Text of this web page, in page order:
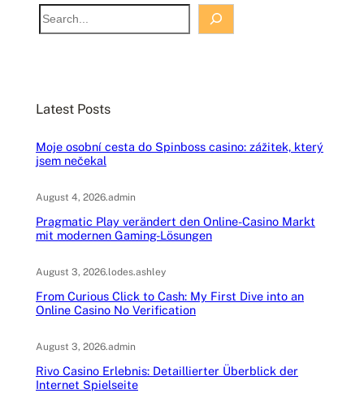
S
e
h
Latest Posts
Moje osobní cesta do Spinboss casino: zážitek, který
jsem nečekal
August 4, 2026.admin
Pragmatic Play verändert den Online-Casino Markt
mit modernen Gaming-Lösungen
August 3, 2026.lodes.ashley
From Curious Click to Cash: My First Dive into an
Online Casino No Verification
August 3, 2026.admin
Rivo Casino Erlebnis: Detaillierter Überblick der
Internet Spielseite